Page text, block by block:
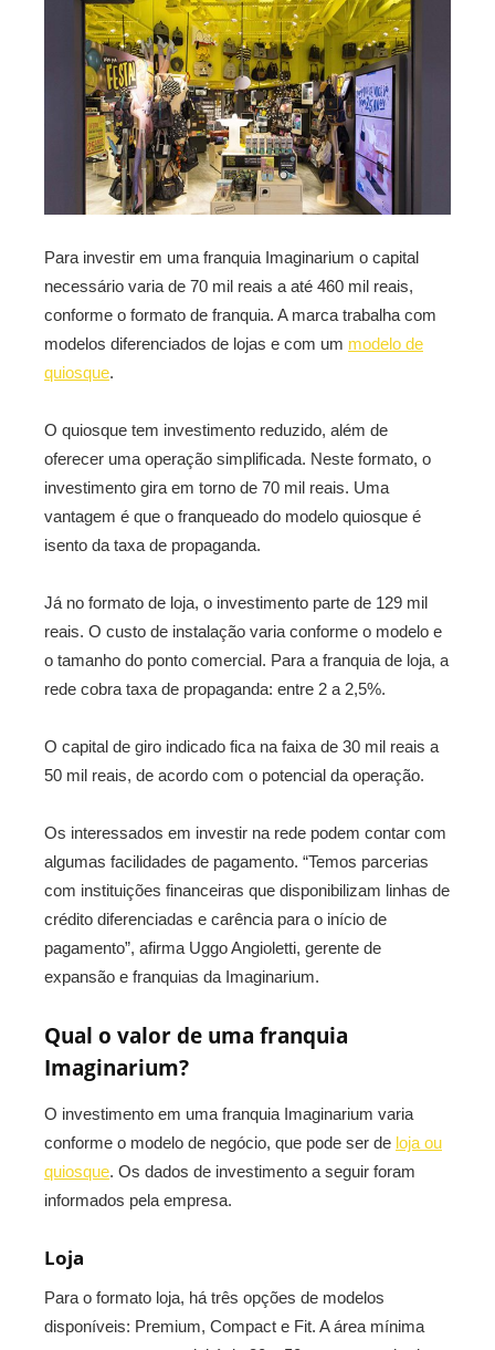
Para investir em uma franquia Imaginarium o capital
necessário varia de 70 mil reais a até 460 mil reais,
conforme o formato de franquia. A marca trabalha com
modelos diferenciados de lojas e com um modelo de
quiosque.
O quiosque tem investimento reduzido, além de
oferecer uma operação simplificada. Neste formato, o
investimento gira em torno de 70 mil reais. Uma
vantagem é que o franqueado do modelo quiosque é
isento da taxa de propaganda.
Já no formato de loja, o investimento parte de 129 mil
reais. O custo de instalação varia conforme o modelo e
o tamanho do ponto comercial. Para a franquia de loja, a
rede cobra taxa de propaganda: entre 2 a 2,5%.
O capital de giro indicado fica na faixa de 30 mil reais a
50 mil reais, de acordo com o potencial da operação.
Os interessados em investir na rede podem contar com
algumas facilidades de pagamento. “Temos parcerias
com instituições financeiras que disponibilizam linhas de
crédito diferenciadas e carência para o início de
pagamento”, afirma Uggo Angioletti, gerente de
expansão e franquias da Imaginarium.
Qual o valor de uma franquia
Imaginarium?
O investimento em uma franquia Imaginarium varia
conforme o modelo de negócio, que pode ser de loja ou
quiosque. Os dados de investimento a seguir foram
informados pela empresa.
Loja
Para o formato loja, há três opções de modelos
disponíveis: Premium, Compact e Fit. A área mínima